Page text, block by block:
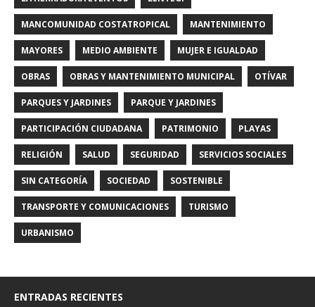
MANCOMUNIDAD COSTATROPICAL MANTENIMIENTO
MAYORES MEDIO AMBIENTE MUJER E IGUALDAD
OBRAS OBRAS Y MANTENIMIENTO MUNICIPAL OTÍVAR
PARQUES Y JARDINES PARQUE Y JARDINES
PARTICIPACIÓN CIUDADANA PATRIMONIO PLAYAS
RELIGIÓN SALUD SEGURIDAD SERVICIOS SOCIALES
SIN CATEGORÍA SOCIEDAD SOSTENIBLE
TRANSPORTE Y COMUNICACIONES TURISMO
URBANISMO
ENTRADAS RECIENTES